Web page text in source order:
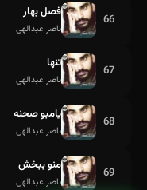
66 فصل بهار
ناصر عبدالهی
67 تنها
ناصر عبدالهی
68 یامبو صحنه
ناصر عبدالهی
69 منو ببخش
ناصر عبدالهی